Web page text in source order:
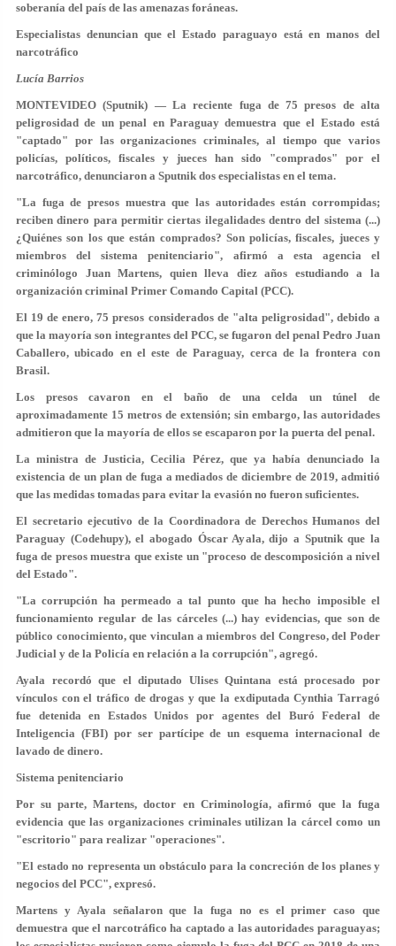
soberanía del país de las amenazas foráneas.
Especialistas denuncian que el Estado paraguayo está en manos del
narcotráfico
Lucía Barrios
MONTEVIDEO (Sputnik) — La reciente fuga de 75 presos de alta
peligrosidad de un penal en Paraguay demuestra que el Estado está
"captado" por las organizaciones criminales, al tiempo que varios
policías, políticos, fiscales y jueces han sido "comprados" por el
narcotráfico, denunciaron a Sputnik dos especialistas en el tema.
"La fuga de presos muestra que las autoridades están corrompidas;
reciben dinero para permitir ciertas ilegalidades dentro del sistema (...)
¿Quiénes son los que están comprados? Son policías, fiscales, jueces y
miembros del sistema penitenciario", afirmó a esta agencia el
criminólogo Juan Martens, quien lleva diez años estudiando a la
organización criminal Primer Comando Capital (PCC).
El 19 de enero, 75 presos considerados de "alta peligrosidad", debido a
que la mayoría son integrantes del PCC, se fugaron del penal Pedro Juan
Caballero, ubicado en el este de Paraguay, cerca de la frontera con
Brasil.
Los presos cavaron en el baño de una celda untúnel de
aproximadamente 15 metros de extensión; sin embargo, las autoridades
admitieron que la mayoría de ellos se escaparon por la puerta del penal.
La ministra de Justicia, Cecilia Pérez, que ya había denunciado la
existencia de un plan de fuga a mediados de diciembre de 2019, admitió
que las medidas tomadas para evitar la evasión no fueron suficientes.
El secretario ejecutivo de la Coordinadora de Derechos Humanos del
Paraguay (Codehupy), el abogado Óscar Ayala, dijo a Sputnik que la
fuga de presos muestra que existe un "proceso de descomposición a nivel
del Estado".
"La corrupción ha permeado a tal punto que ha hecho imposible el
funcionamiento regular de las cárceles (...) hay evidencias, que son de
público conocimiento, que vinculan a miembros del Congreso, del Poder
Judicial y de la Policía en relación a la corrupción", agregó.
Ayala recordó que el diputado Ulises Quintana está procesado por
vínculos con el tráfico de drogas y que la exdiputada Cynthia Tarragó
fue detenida en Estados Unidos por agentes del Buró Federal de
Inteligencia (FBI) por ser partícipe de un esquema internacional de
lavado de dinero.
Sistema penitenciario
Por su parte, Martens, doctor en Criminología, afirmó que la fuga
evidencia que las organizaciones criminales utilizan la cárcel como un
"escritorio" para realizar "operaciones".
"El estado no representa un obstáculo para la concreción de los planes y
negocios del PCC", expresó.
Martens y Ayala señalaron que la fuga no es el primer caso que
demuestra que el narcotráfico ha captado a las autoridades paraguayas;